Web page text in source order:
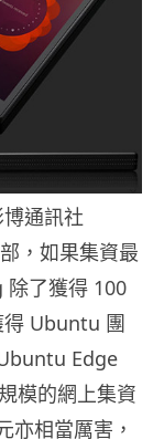
通訊社
，如果集資最
了獲得 100
Ubuntu 團
Edge
模的網上集資
亦相當厲害，